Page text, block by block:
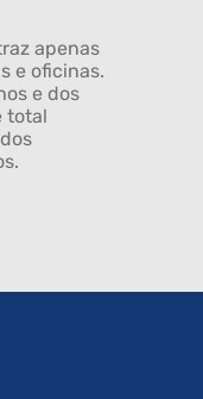
apenas
e oficinas.
e dos
total